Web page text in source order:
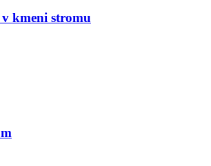
kmeni stromu